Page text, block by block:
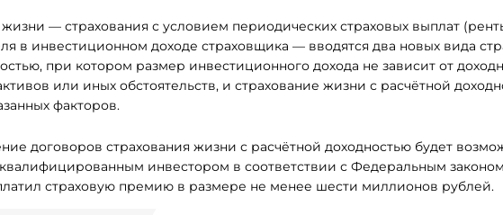
— страхования с условием периодических страховых выплат
в инвестиционном доходе страховщика — вводятся два новых вида
при котором размер инвестиционного дохода не зависит от
или иных обстоятельств, и страхование жизни с расчётной
факторов.
договоров страхования жизни с расчётной доходностью будет
инвестором в соответствии с Федеральным
страховую премию в размере не менее шести миллионов рублей.